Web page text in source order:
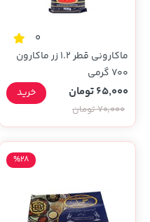
0
ماکارونی قطر 1.2 زر ماکارون
700 گرمی
65,000 تومان
70,000 تومان
خرید
%28